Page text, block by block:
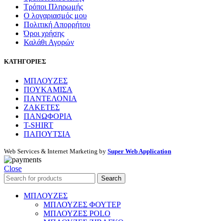
Τρόποι Πληρωμής
Ο λογαριασμός μου
Πολιτική Απορρήτου
Όροι χρήσης
Καλάθι Αγορών
ΚΑΤΗΓΟΡΙΕΣ
ΜΠΛΟΥΖΕΣ
ΠΟΥΚΑΜΙΣΑ
ΠΑΝΤΕΛΟΝΙΑ
ΖΑΚΕΤΕΣ
ΠΑΝΩΦΟΡΙΑ
T-SHIRT
ΠΑΠΟΥΤΣΙΑ
Web Services & Internet Marketing by Super Web Application
Close
Search
ΜΠΛΟΥΖΕΣ
ΜΠΛΟΥΖΕΣ ΦΟΥΤΕΡ
ΜΠΛΟΥΖΕΣ POLO